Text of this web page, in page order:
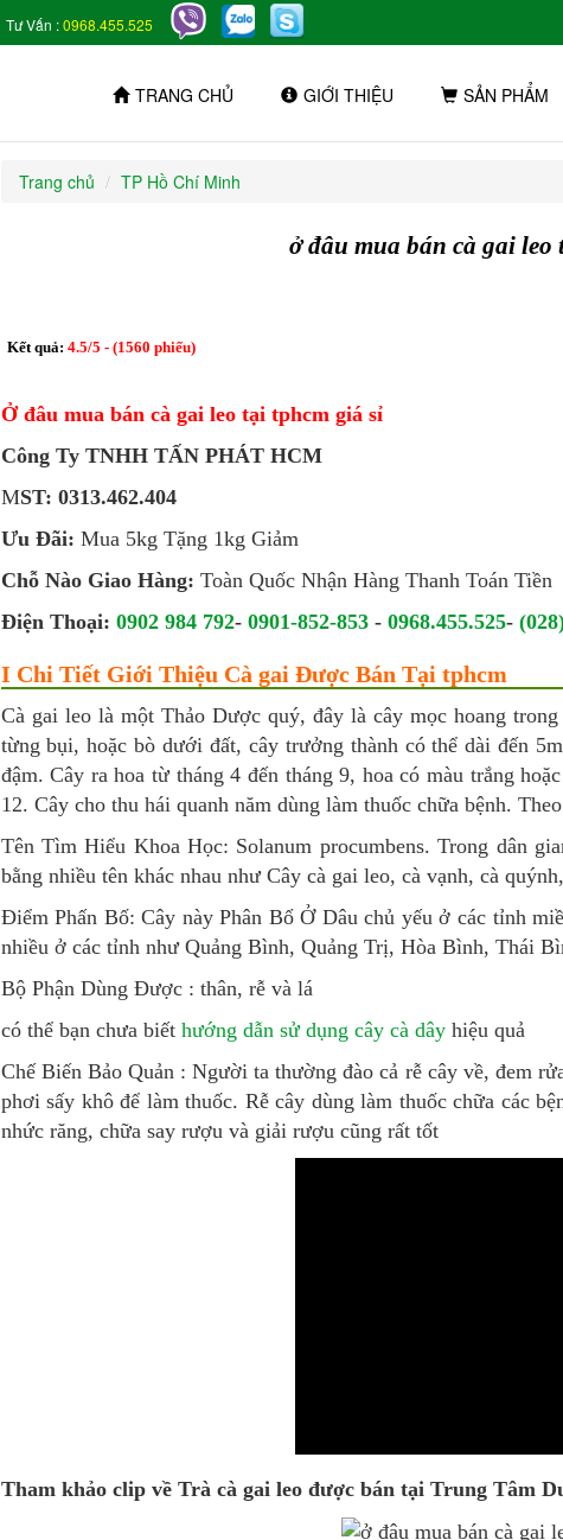
Tư Vấn :0968.455.525
TRANG CHỦ GIỚI THIỆU SẢN PHẨM
Trang chủ TP Hồ Chí Minh
ở đâu mua bán cà gai leo
Kết quả: 4.5/5 - (1560 phiếu)
Ở đâu mua bán cà gai leo tại tphcm giá sỉ
Công Ty TNHH TẤN PHÁT HCM
MST: 0313.462.404
Ưu Đãi: Mua 5kg Tặng 1kg Giảm
Chỗ Nào Giao Hàng: Toàn Quốc Nhận Hàng Thanh Toán Tiền
Điện Thoại: 0902 984 792- 0901-852-853- 0968.455.525-
I Chi Tiết Giới Thiệu Cà gai Được Bán Tại tphcm
Cà gai leo là một Thảo Dược quý, đây là cây mọc hoang
từng bụi, hoặc bò dưới đất, cây trưởng thành có thể dài đến
đậm. Cây ra hoa từ tháng 4 đến tháng 9, hoa có màu trắng
12. Cây cho thu hái quanh năm dùng làm thuốc chữa bệnh.
Tên Tìm Hiểu Khoa Học: Solanum procumbens. Trong dân
bằng nhiều tên khác nhau như Cây cà gai leo, cà vạnh, cà
Điểm Phấn Bố: Cây này Phân Bổ Ở Dâu chủ yếu ở các tỉnh
nhiều ở các tỉnh như Quảng Bình, Quảng Trị, Hòa Bình, Thái
Bộ Phận Dùng Được : thân, rễ và lá
có thể bạn chưa biết hướng dẫn sử dụng cây cà dâyhiệu quả
Chế Biến Bảo Quản : Người ta thường đào cả rễ cây về, đem
phơi sấy khô để làm thuốc. Rễ cây dùng làm thuốc chữa các
nhức răng, chữa say rượu và giải rượu cũng rất tốt
Tham khảo clip về Trà cà gai leo được bán tại Trung Tâm